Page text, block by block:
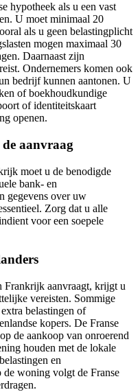
hypotheek als u een vast
U moet minimaal 20
als u geen belastingplicht
mogen maximaal 30
Daarnaast zijn
Ondernemers komen ook
bedrijf kunnen aantonen. U
of boekhoudkundige
of identiteitskaart
openen.
aanvraag
moet u de benodigde
bank- en
gegevens over uw
Zorg dat u alle
voor een soepele
Frankrijk aanvraagt, krijgt u
vereisten. Sommige
belastingen of
kopers. De Franse
de aankoop van onroerend
houden met de lokale
en
woning volgt de Franse